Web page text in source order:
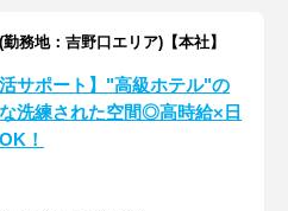
務地：吉野口エリア)【本社】
活サポート】"高級ホテル"の
洗練された空間◎高時給×日
！